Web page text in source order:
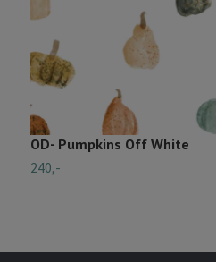
OD- Pumpkins Off White
240,-